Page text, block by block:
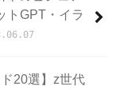
トGPT・イラ
20選】z世代